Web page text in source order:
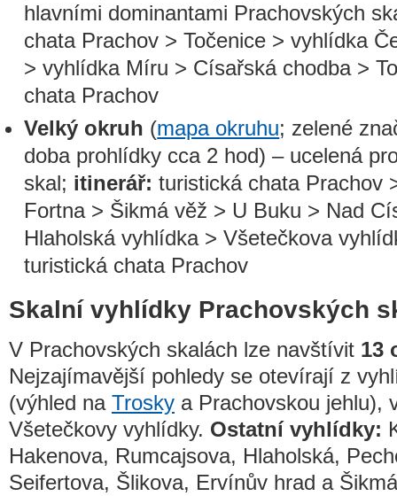
hlavními dominantami Prachovských
chata Prachov > Točenice > vyhlídka
> vyhlídka Míru > Císařská chodba >
chata Prachov
Velký okruh (mapa okruhu; zelené
doba prohlídky cca 2 hod) – ucelená
skal; itinerář: turistická chata Prachov
Fortna > Šikmá věž > U Buku > Nad
Hlaholská vyhlídka > Všetečkova
turistická chata Prachov
Skalní vyhlídky Prachovských
V Prachovských skalách lze navštívit 13
Nejzajímavější pohledy se otevírají z
(výhled na Trosky a Prachovskou jehlu),
Všetečkovy vyhlídky. Ostatní vyhlídky:
Hakenova, Rumcajsova, Hlaholská,
Seifertova, Šlikova, Ervínův hrad a